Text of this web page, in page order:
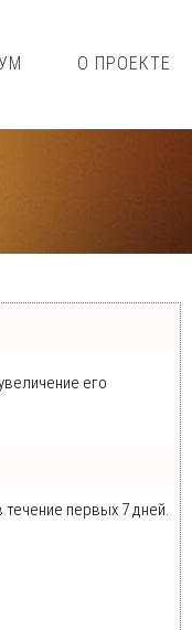
О ПРОЕКТЕ
его
первых 7 дней.